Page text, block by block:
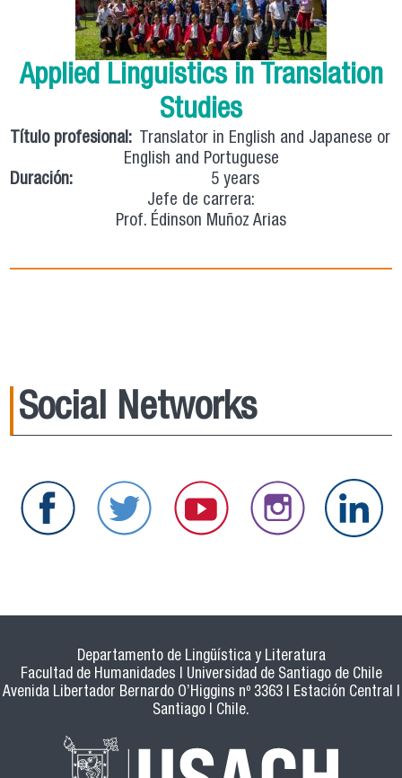
Applied Linguistics in Translation
Studies
Título profesional:
Translator in English and Japanese or
English and Portuguese
Duración:
5 years
Jefe de carrera:
Prof. Édinson Muñoz Arias
Social Networks
Departamento de Lingüística y Literatura
Facultad de Humanidades | Universidad de Santiago de Chile
Avenida Libertador Bernardo O’Higgins nº 3363 | Estación Central |
Santiago | Chile.